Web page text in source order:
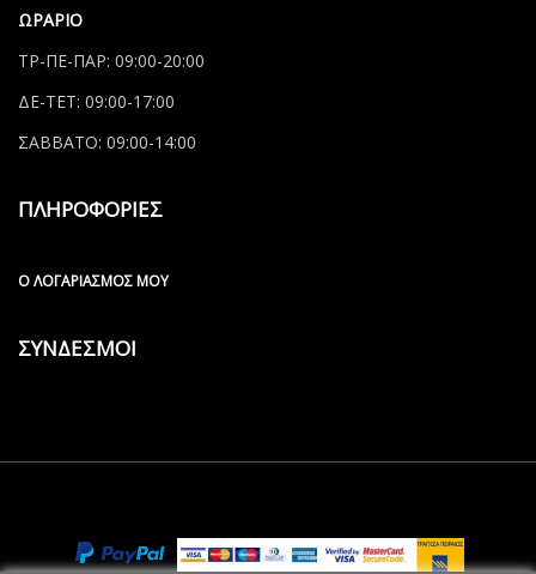
ΩΡΑΡΙΟ
ΤΡ-ΠΕ-ΠΑΡ: 09:00-20:00
ΔΕ-ΤΕΤ: 09:00-17:00
ΣΑΒΒΑΤΟ: 09:00-14:00
ΠΛΗΡΟΦΟΡΙΕΣ
Ο ΛΟΓΑΡΙΑΣΜΌΣ ΜΟΥ
ΣΥΝΔΕΣΜΟΙ